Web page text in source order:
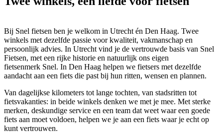
Bij Snel fietsen ben je welkom in Utrecht én Den Haag. Twee
winkels met dezelfde passie voor kwaliteit, vakmanschap en
persoonlijk advies. In Utrecht vind je de vertrouwde basis van Snel
Fietsen, met een rijke historie en natuurlijk ons eigen
fietsenmerk Snel. In Den Haag helpen we fietsers met dezelfde
aandacht aan een fiets die past bij hun ritten, wensen en plannen.
Van dagelijkse kilometers tot lange tochten, van stadsritten tot
fietsvakanties: in beide winkels denken we met je mee. Met sterke
merken, deskundige service en een team dat weet waar een goede
fiets aan moet voldoen, helpen we je aan een fiets waar je echt op
kunt vertrouwen.